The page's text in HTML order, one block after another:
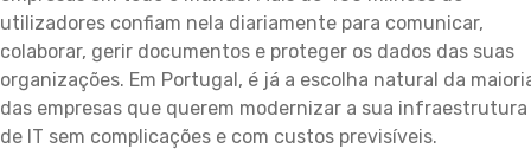
utilizadores confiam nela diariamente para comunicar,
colaborar, gerir documentos e proteger os dados das suas
organizações. Em Portugal, é já a escolha natural da
das empresas que querem modernizar a sua infraestrutura
de IT sem complicações e com custos previsíveis.